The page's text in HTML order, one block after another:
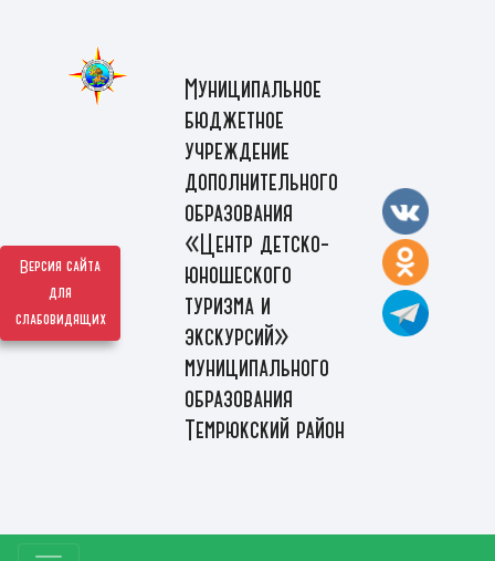
Версия сайта
для
слабовидящих
Муниципальное
бюджетное
учреждение
дополнительного
образования
«Центр детско-
юношеского
туризма и
экскурсий»
муниципального
образования
Темрюкский район